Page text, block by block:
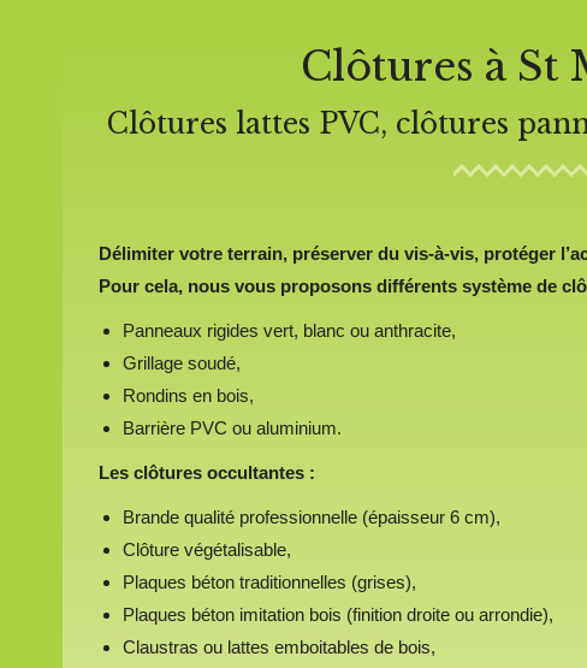
Clôtures à St
Clôtures lattes PVC, clôtures
Délimiter votre terrain, préserver du vis-à-vis, protéger
Pour cela, nous vous proposons différents système de
Panneaux rigides vert, blanc ou anthracite,
Grillage soudé,
Rondins en bois,
Barrière PVC ou aluminium.
Les clôtures occultantes :
Brande qualité professionnelle (épaisseur 6 cm),
Clôture végétalisable,
Plaques béton traditionnelles (grises),
Plaques béton imitation bois (finition droite ou arrondie),
Claustras ou lattes emboitables de bois,